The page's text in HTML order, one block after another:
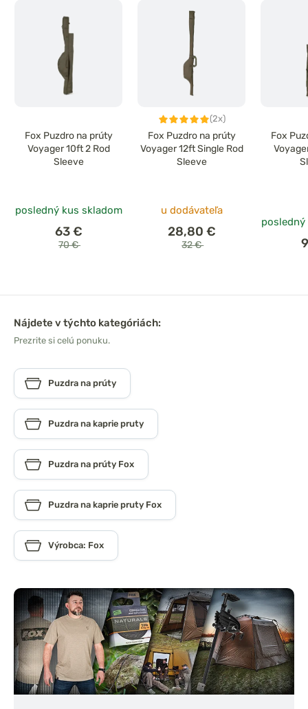
Fox Puzdro na prúty
Voyager 10ft 2 Rod
Sleeve
posledný kus skladom
63 €
70 €
(2x)
Fox Puzdro na prúty
Voyager 12ft Single Rod
Sleeve
u dodávateľa
28,80 €
32 €
Fox
Nájdete v týchto kategóriách:
Prezrite si celú ponuku.
Puzdra na prúty
Puzdra na kaprie pruty
Puzdra na prúty Fox
Puzdra na kaprie pruty Fox
Výrobca: Fox